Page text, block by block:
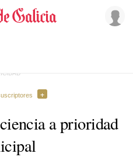
a prioridad